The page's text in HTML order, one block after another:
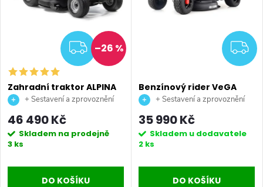
ZDARMA
–26 %
Zahradní traktor ALPINA
AT4 98 HA
+ Sestavení a zprovoznění
stroje + doprava až na vaši
zahradu.
46 490 Kč
Skladem na prodejně
3 ks
DO KOŠÍKU
Benzínový rider VeGA
T66R+ Sestavení a zprovoznění
stroje + doprava až na vaši
zahradu.
35 990 Kč
Skladem u dodavatele
2 ks
DO KOŠÍKU